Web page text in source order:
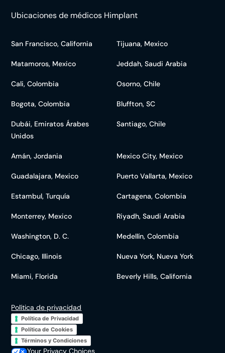
Ubicaciones de médicos Himplant
San Francisco, California Tijuana, Mexico
Matamoros, Mexico Jeddah, Saudi Arabia
Cali, Colombia Osorno, Chile
Bogota, Colombia Bluffton, SC
Dubái, Emiratos Árabes
Unidos
Santiago, Chile
Amán, Jordania Mexico City, Mexico
Guadalajara, Mexico Puerto Vallarta, Mexico
Estambul, Turquía Cartagena, Colombia
Monterrey, Mexico Riyadh, Saudi Arabia
Washington, D. C. Medellín, Colombia
Chicago, Illinois Nueva York, Nueva York
Miami, Florida Beverly Hills, California
Política de privacidad
Política de Privacidad
Política de Cookies
Términos y Condiciones
Your Privacy Choices